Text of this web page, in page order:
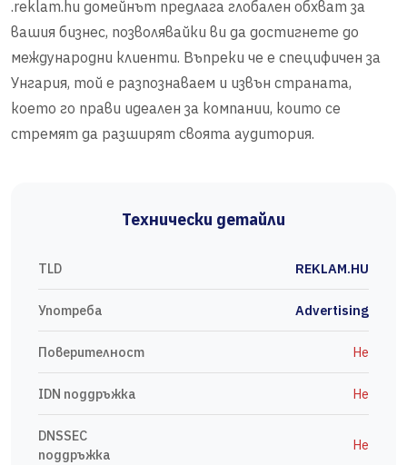
.reklam.hu домейнът предлага глобален обхват за
вашия бизнес, позволявайки ви да достигнете до
международни клиенти. Въпреки че е специфичен за
Унгария, той е разпознаваем и извън страната,
което го прави идеален за компании, които се
стремят да разширят своята аудитория.
Технически детайли
TLD REKLAM.HU
Употреба Advertising
Поверителност Не
IDN поддръжка Не
DNSSEC
поддръжка
Не